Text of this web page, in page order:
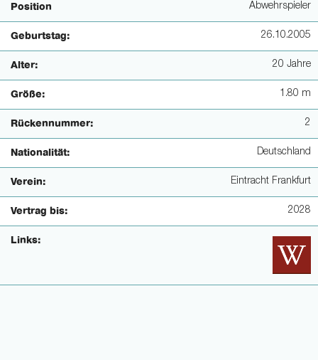
Position Abwehrspieler
Geburtstag: 26.10.2005
Alter: 20 Jahre
Größe: 1.80 m
Rückennummer: 2
Nationalität: Deutschland
Verein: Eintracht Frankfurt
Vertrag bis: 2028
Links: